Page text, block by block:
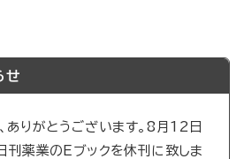
せ
りがとうございます。8月12日
日刊薬業のEブックを休刊に致しま